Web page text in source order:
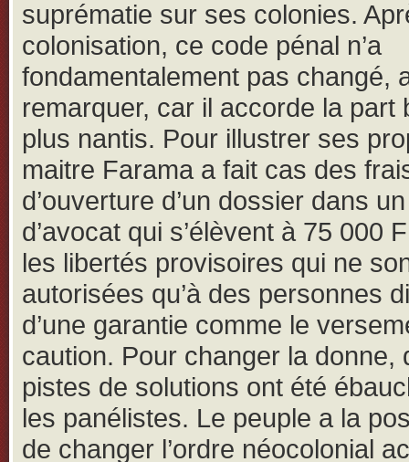
suprématie sur ses colonies.
colonisation, ce code pénal n’a
fondamentalement pas changé,
remarquer, car il accorde la part
plus nantis. Pour illustrer ses
maitre Farama a fait cas des
d’ouverture d’un dossier dans
d’avocat qui s’élèvent à 75 000
les libertés provisoires qui ne
autorisées qu’à des personnes
d’une garantie comme le
caution. Pour changer la donne,
pistes de solutions ont été
les panélistes. Le peuple a la
de changer l’ordre néocolonial